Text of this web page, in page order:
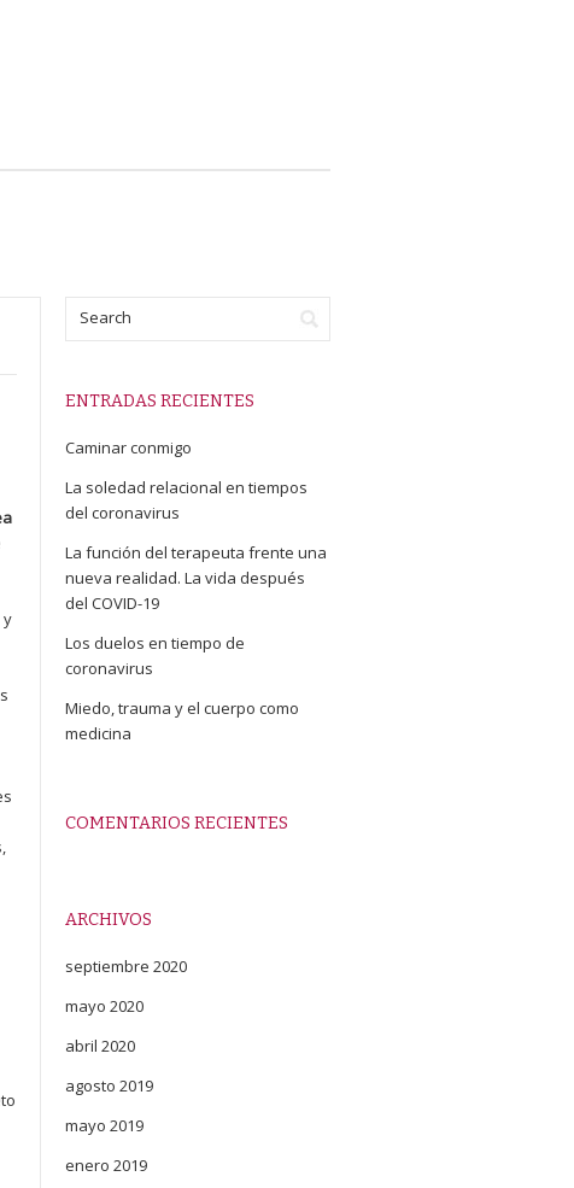
y
ENTRADAS RECIENTES
Caminar conmigo
La soledad relacional en tiempos
del coronavirus
La función del terapeuta frente una
nueva realidad. La vida después
del COVID-19
Los duelos en tiempo de
coronavirus
Miedo, trauma y el cuerpo como
medicina
COMENTARIOS RECIENTES
ARCHIVOS
septiembre 2020
mayo 2020
abril 2020
agosto 2019
mayo 2019
enero 2019